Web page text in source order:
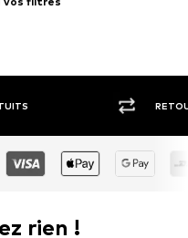
rien !